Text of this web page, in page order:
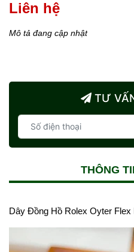
Liên hệ
Mô tả đang cập nhật
TƯ
THÔNG
Dây Đồng Hồ Rolex Oyter Flex